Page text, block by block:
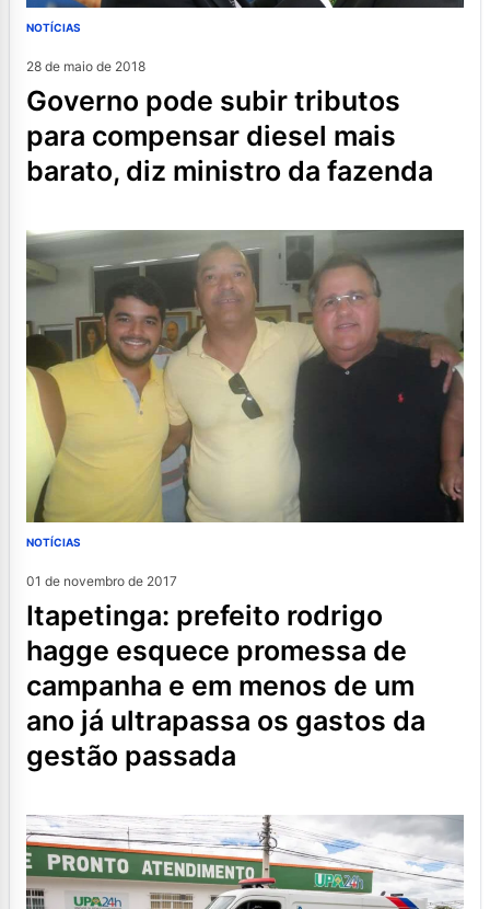
NOTÍCIAS
28 de maio de 2018
governo pode subir tributos
para compensar diesel mais
barato, diz ministro da fazenda
NOTÍCIAS
01 de novembro de 2017
itapetinga: prefeito rodrigo
hagge esquece promessa de
campanha e em menos de um
ano já ultrapassa os gastos da
gestão passada